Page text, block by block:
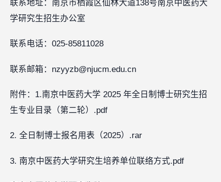
联系地址：南京市栖霞区仙林大道138号南京中医药大
学研究生招生办公室
联系电话：025-85811028
联系邮箱：nzyyzb@njucm.edu.cn
附件：1.南京中医药大学 2025 年全日制博士研究生招
生专业目录（第二轮）.pdf
2. 全日制博士报名用表（2025）.rar
3. 南京中医药大学研究生培养单位联络方式.pdf